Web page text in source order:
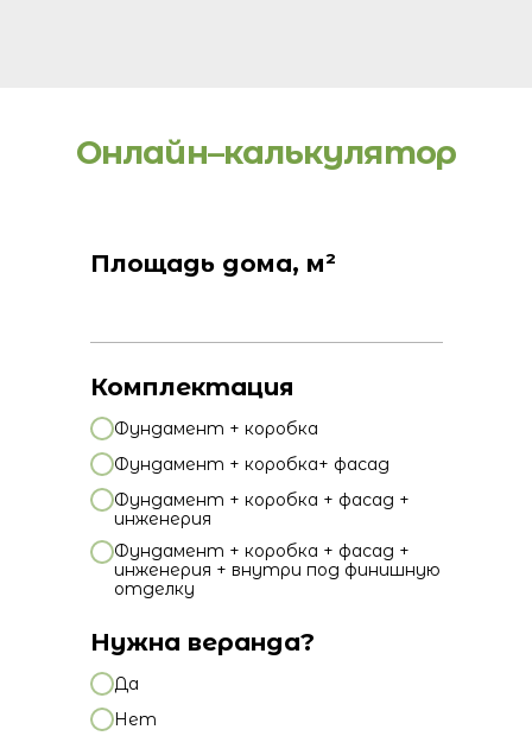
Онлайн–калькулятор
Площадь дома, м²
Комплектация
Фундамент + коробка
Фундамент + коробка+ фасад
Фундамент + коробка + фасад +
инженерия
Фундамент + коробка + фасад +
инженерия + внутри под финишную
отделку
Нужна веранда?
Да
Нет